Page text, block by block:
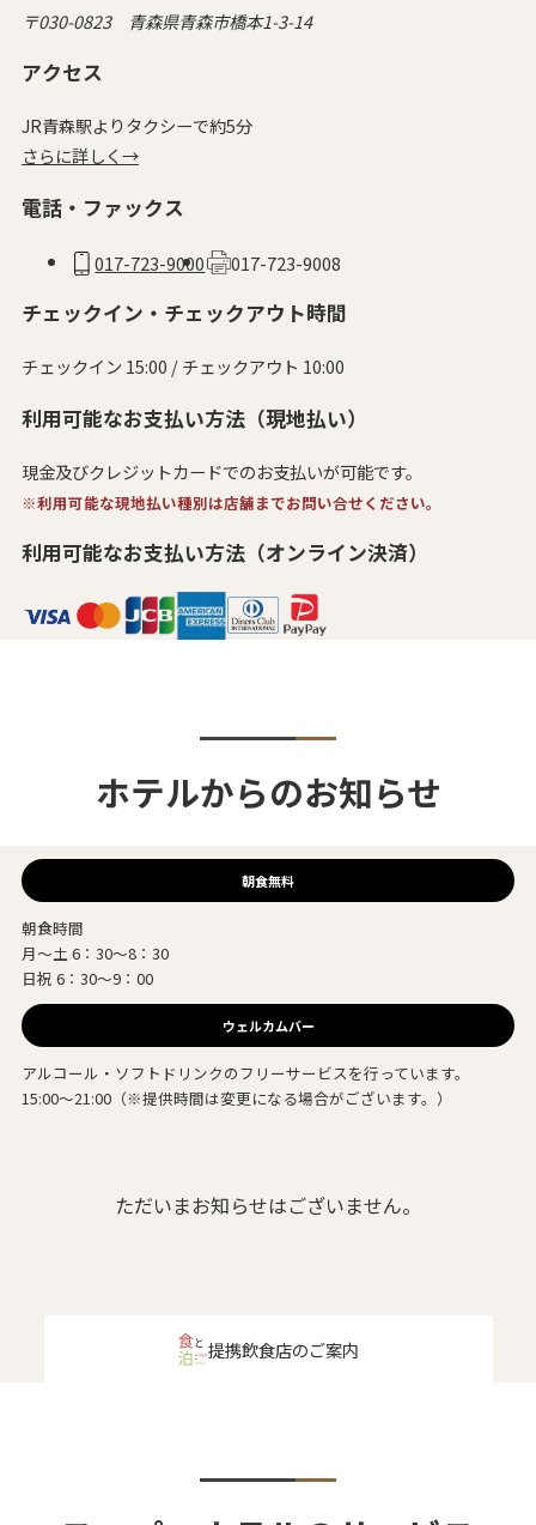
〒030-0823 青森県青森市橋本1-3-14
アクセス
JR青森駅よりタクシーで約5分
さらに詳しく→
電話・ファックス
017-723-9000 017-723-9008
チェックイン・チェックアウト時間
チェックイン 15:00 / チェックアウト 10:00
利用可能なお支払い方法（現地払い）
現金及びクレジットカードでのお支払いが可能です。
※利用可能な現地払い種別は店舗までお問い合せください。
利用可能なお支払い方法（オンライン決済）
ホテルからのお知らせ
朝食無料
朝食時間
月～土 6：30～8：30
日祝 6：30～9：00
ウェルカムバー
アルコール・ソフトドリンクのフリーサービスを行っています。
15:00～21:00（※提供時間は変更になる場合がございます。）
ただいまお知らせはございません。
提携飲食店のご案内